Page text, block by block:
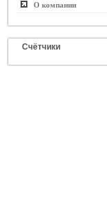
О компании
Счётчики